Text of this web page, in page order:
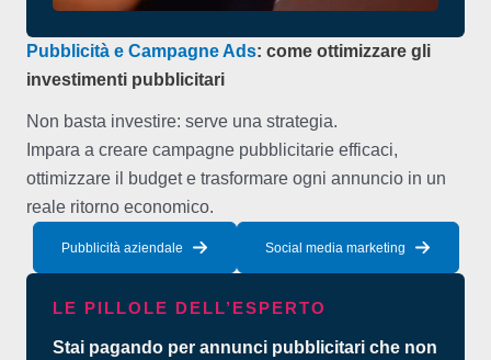
Pubblicità e Campagne Ads: come ottimizzare gli
investimenti pubblicitari
Non basta investire: serve una strategia.
Impara a creare campagne pubblicitarie efficaci,
ottimizzare il budget e trasformare ogni annuncio in un
reale ritorno economico.
Pubblicità aziendale Social media marketing
LE PILLOLE DELL’ESPERTO
Stai pagando per annunci pubblicitari che non